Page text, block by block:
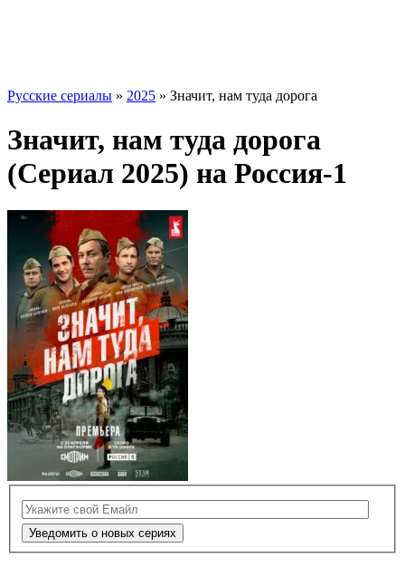
Русские сериалы » 2025 » Значит, нам туда дорога
Значит, нам туда дорога
(Сериал 2025) на Россия-1
Уведомить о новых сериях